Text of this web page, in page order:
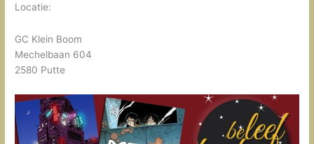
Locatie:
GC Klein Boom
Mechelbaan 604
2580 Putte